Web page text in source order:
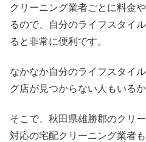
クリーニング業者ごとに料金
るので、自分のライフスタイ
ると非常に便利です。
なかなか自分のライフスタイ
グ店が見つからない人もいるか
そこで、秋田県雄勝郡のクリ
対応の宅配クリーニング業者